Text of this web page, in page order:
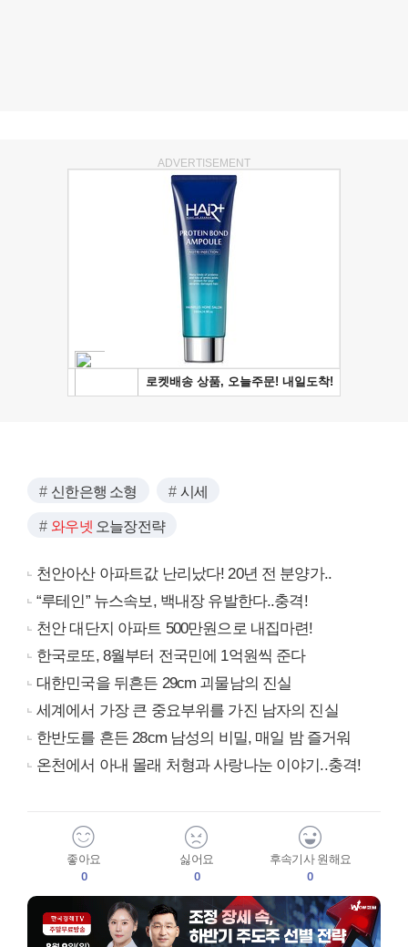
ADVERTISEMENT
신한은행 소형 시세
와우넷 오늘장전략
천안아산 아파트값 난리났다! 20년 전 분양가..
“루테인” 뉴스속보, 백내장 유발한다..충격!
천안 대단지 아파트 500만원으로 내집마련!
한국로또, 8월부터 전국민에 1억원씩 준다
대한민국을 뒤흔든 29cm 괴물남의 진실
세계에서 가장 큰 중요부위를 가진 남자의 진실
한반도를 흔든 28cm 남성의 비밀, 매일 밤 즐거워
온천에서 아내 몰래 처형과 사랑나눈 이야기..충격!
좋아요
0
싫어요
0
후속기사 원해요
0